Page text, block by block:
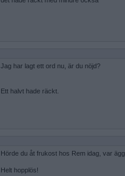
Jag har lagt ett ord nu, är du nöjd?
Ett halvt hade räckt.
Hörde du åt frukost hos Rem idag, var
Helt hopplös!